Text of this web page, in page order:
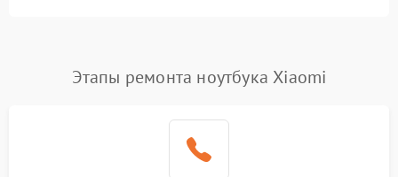
невозможность зарядки,
2500 ₽ Подробнее →
2000 ₽
Этапы ремонта ноутбука Xiaomi